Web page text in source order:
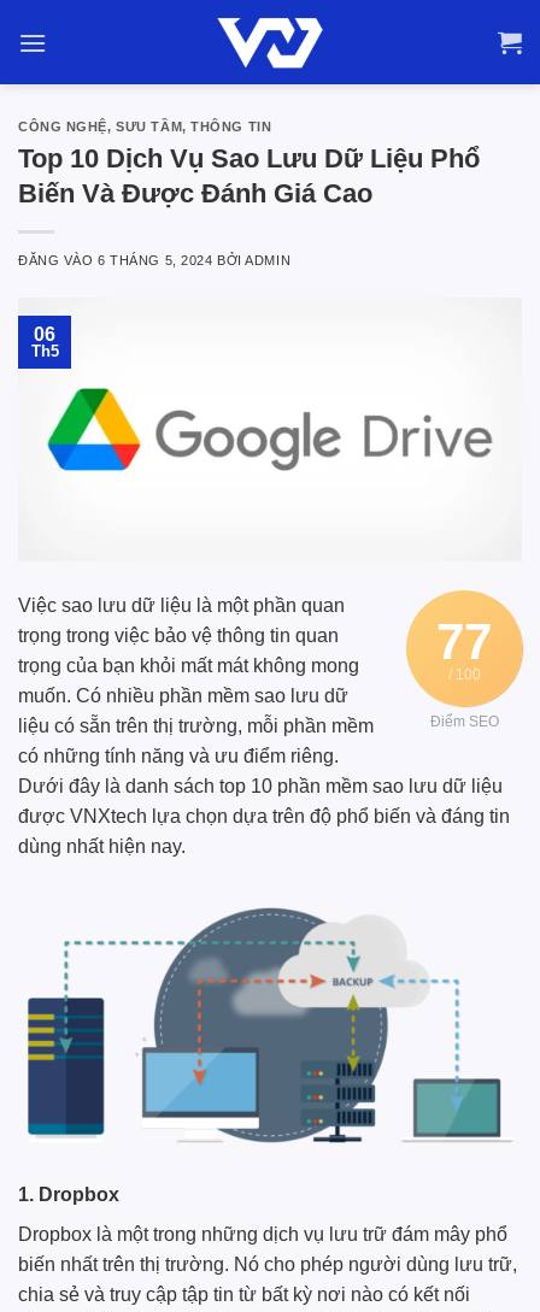
qua
CÔNG NGHỆ,SƯU TẦM,THÔNG TIN
Top 10 Dịch Vụ Sao Lưu Dữ Liệu Phổ
Biến Và Được Đánh Giá Cao
ĐĂNG VÀO6 THÁNG 5, 2024 BỞIADMIN
06
Th5
77
/ 100
Điểm SEO
Việc sao lưu dữ liệu là một phần quan
trọng trong việc bảo vệ thông tin quan
trọng của bạn khỏi mất mát không mong
muốn. Có nhiều phần mềm sao lưu dữ
liệu có sẵn trên thị trường, mỗi phần mềm
có những tính năng và ưu điểm riêng.
Dưới đây là danh sách top 10 phần mềm sao lưu dữ liệu
được VNXtech lựa chọn dựa trên độ phổ biến và đáng tin
dùng nhất hiện nay.
1. Dropbox
Dropbox là một trong những dịch vụ lưu trữ đám mây phổ
biến nhất trên thị trường. Nó cho phép người dùng lưu trữ,
chia sẻ và truy cập tập tin từ bất kỳ nơi nào có kết nối